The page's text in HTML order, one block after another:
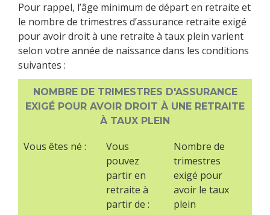
Pour rappel, l’âge minimum de départ en retraite et
le nombre de trimestres d’assurance retraite exigé
pour avoir droit à une retraite à taux plein varient
selon votre année de naissance dans les conditions
suivantes :
NOMBRE DE TRIMESTRES D'ASSURANCE
EXIGÉ POUR AVOIR DROIT À UNE RETRAITE
À TAUX PLEIN
Vous êtes né :
Vous
pouvez
partir en
retraite à
partir de :
Nombre de
trimestres
exigé pour
avoir le taux
plein